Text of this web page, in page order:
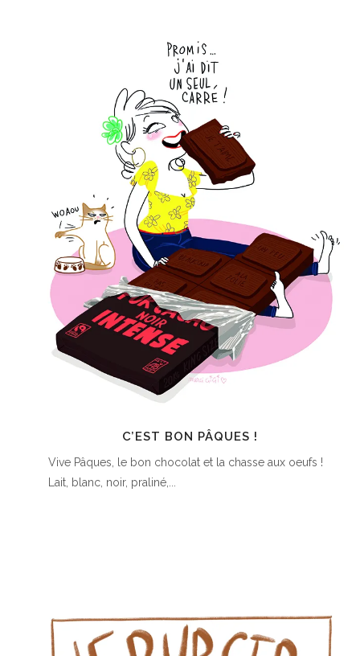
C’EST BON PÂQUES !
Vive Pâques, le bon chocolat et la chasse aux oeufs !
Lait, blanc, noir, praliné,...